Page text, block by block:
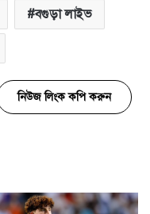
বগুড়া লাইভ
নিউজ লিংক কপি করুন